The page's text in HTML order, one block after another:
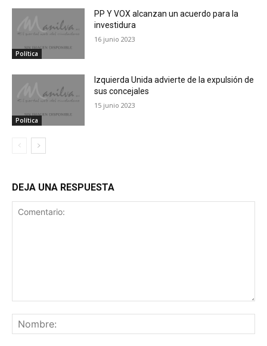
Política
PP Y VOX alcanzan un acuerdo para la
investidura
16 junio 2023
Política
Izquierda Unida advierte de la expulsión de
sus concejales
15 junio 2023
DEJA UNA RESPUESTA